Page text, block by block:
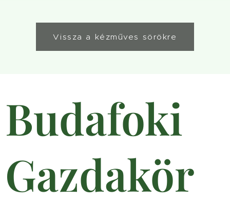
Vissza a kézműves sörökre
Budafoki
Gazdakör